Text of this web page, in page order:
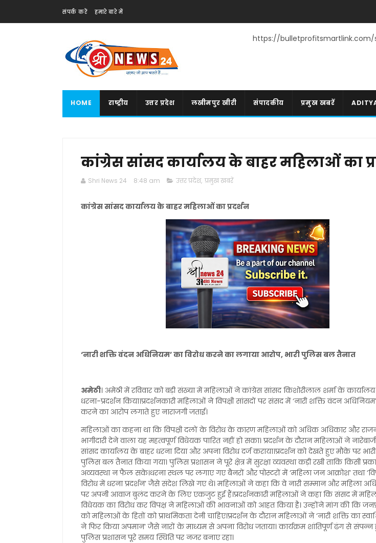
संपर्क करें हमारे बारे में
https://bulletprofitsmartlink.com/
HOME राष्ट्रीय उत्तर प्रदेश लखीमपुर खीरी संपादकीय प्रमुख खबरें
कांग्रेस सांसद कार्यालय के बाहर महिलाओं का
Shri News 24 8:48 am उत्तर प्रदेश, प्रमुख खबरें
कांग्रेस सांसद कार्यालय के बाहर महिलाओं का प्रदर्शन
‘नारी शक्ति वंदन अधिनियम’ का विरोध करने का लगाया आरोप, भारी पुलिस बल तैनात
अमेठी। अमेठी में रविवार को बड़ी संख्या में महिलाओं ने कांग्रेस सांसद किशोरीलाल शर्मा के
धरना-प्रदर्शन किया।प्रदर्शनकारी महिलाओं ने विपक्षी सांसदों पर संसद में ‘नारी शक्ति वंदन
करने का आरोप लगाते हुए नाराजगी जताई।
महिलाओं का कहना था कि विपक्षी दलों के विरोध के कारण महिलाओं को अधिक अधिकार और
भागीदारी देने वाला यह महत्वपूर्ण विधेयक पारित नहीं हो सका। प्रदर्शन के दौरान महिलाओं ने
सांसद कार्यालय के बाहर धरना दिया और अपना विरोध दर्ज कराया।प्रदर्शन को देखते हुए मौके पर
पुलिस बल तैनात किया गया। पुलिस प्रशासन ने पूरे क्षेत्र में सुरक्षा व्यवस्था कड़ी रखी ताकि किसी
अव्यवस्था न फैल सके।धरना स्थल पर लगाए गए बैनरों और पोस्टरों में ‘महिला जन आक्रोश’ तथा
विरोध में धरना प्रदर्शन’ जैसे संदेश लिखे गए थे। महिलाओं ने कहा कि वे नारी सम्मान और महिला
पर अपनी आवाज बुलंद करने के लिए एकजुट हुई हैं।प्रदर्शनकारी महिलाओं ने कहा कि संसद में
विधेयक का विरोध कर विपक्ष ने महिलाओं की भावनाओं को आहत किया है। उन्होंने मांग की कि
को महिलाओं के हितों को प्राथमिकता देनी चाहिए।प्रदर्शन के दौरान महिलाओं ने ‘नारी शक्ति का
ने फिर किया अपमान’ जैसे नारों के माध्यम से अपना विरोध जताया। कार्यक्रम शांतिपूर्ण ढंग से
पुलिस प्रशासन पूरे समय स्थिति पर नजर बनाए रहा।